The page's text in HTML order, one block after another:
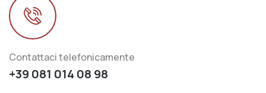
Contattaci telefonicamente
+39 081 014 08 98